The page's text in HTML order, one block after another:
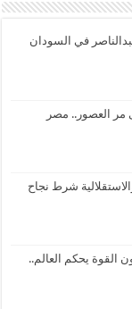
في السودان
العصور.. مصر
شرط نجاح
يحكم العالم..